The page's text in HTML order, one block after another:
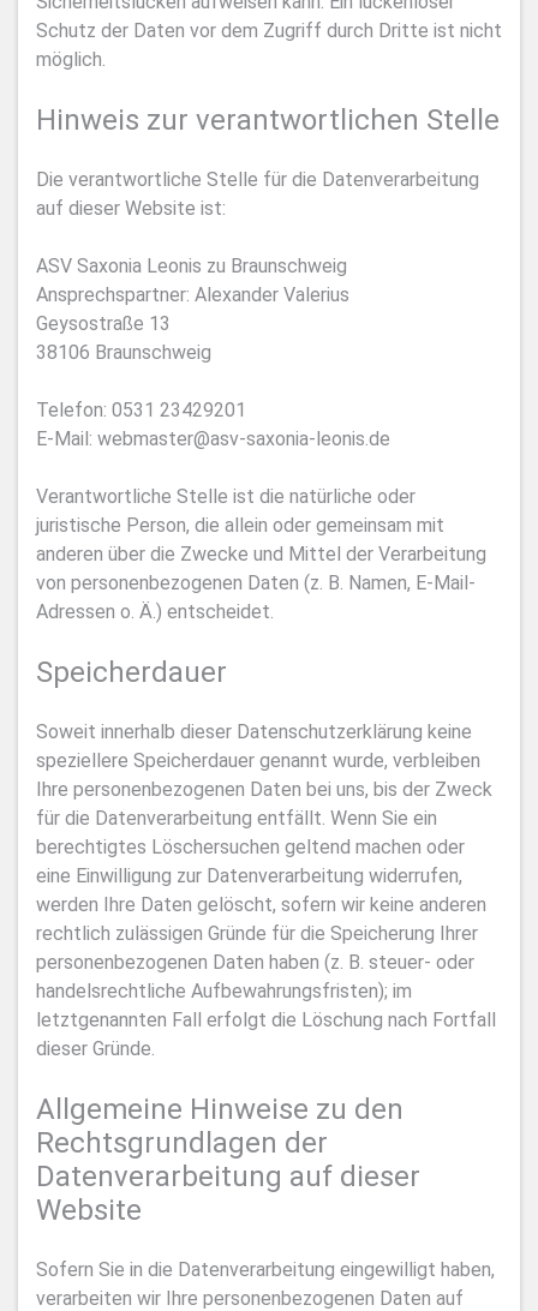
Schutz der Daten vor dem Zugriff durch Dritte ist nicht
möglich.
Hinweis zur verantwortlichen Stelle
Die verantwortliche Stelle für die Datenverarbeitung
auf dieser Website ist:
ASV Saxonia Leonis zu Braunschweig
Ansprechspartner: Alexander Valerius
Geysostraße 13
38106 Braunschweig
Telefon: 0531 23429201
E-Mail: webmaster@asv-saxonia-leonis.de
Verantwortliche Stelle ist die natürliche oder
juristische Person, die allein oder gemeinsam mit
anderen über die Zwecke und Mittel der Verarbeitung
von personenbezogenen Daten (z. B. Namen, E-Mail-
Adressen o. Ä.) entscheidet.
Speicherdauer
Soweit innerhalb dieser Datenschutzerklärung keine
speziellere Speicherdauer genannt wurde, verbleiben
Ihre personenbezogenen Daten bei uns, bis der Zweck
für die Datenverarbeitung entfällt. Wenn Sie ein
berechtigtes Löschersuchen geltend machen oder
eine Einwilligung zur Datenverarbeitung widerrufen,
werden Ihre Daten gelöscht, sofern wir keine anderen
rechtlich zulässigen Gründe für die Speicherung Ihrer
personenbezogenen Daten haben (z. B. steuer- oder
handelsrechtliche Aufbewahrungsfristen); im
letztgenannten Fall erfolgt die Löschung nach Fortfall
dieser Gründe.
Allgemeine Hinweise zu den
Rechtsgrundlagen der
Datenverarbeitung auf dieser
Website
Sofern Sie in die Datenverarbeitung eingewilligt haben,
verarbeiten wir Ihre personenbezogenen Daten auf